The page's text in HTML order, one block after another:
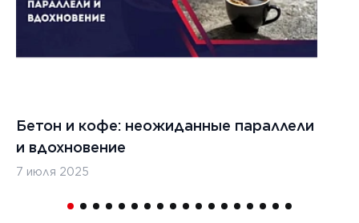
Бетон и кофе: неожиданные параллели
и вдохновение
7 июля 2025